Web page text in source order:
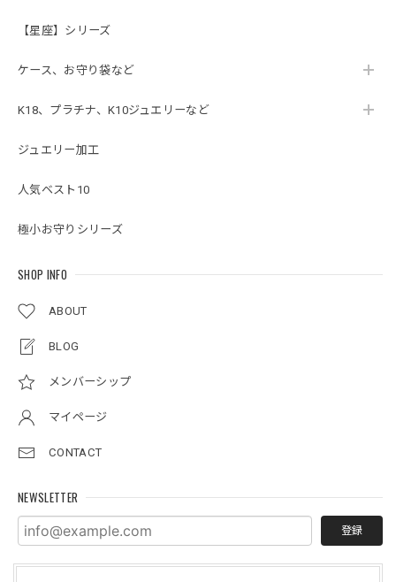
【星座】シリーズ
ケース、お守り袋など
K18、プラチナ、K10ジュエリーなど
ジュエリー加工
人気ベスト10
極小お守りシリーズ
SHOP INFO
ABOUT
BLOG
メンバーシップ
マイページ
CONTACT
NEWSLETTER
登録